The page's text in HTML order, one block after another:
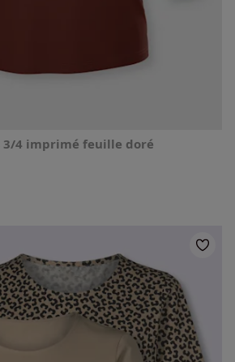
3/4 imprimé feuille doré